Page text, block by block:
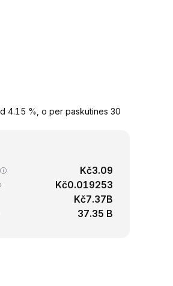
4.15 %, o per paskutines 30
Kč3.09
Kč0.019253
Kč7.37B
37.35 B